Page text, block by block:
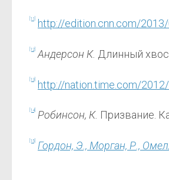
[11] http://edition.cnn.com/
[12] Андерсон К. Длинный
[13] http://nation.time.com/
[14] Робинсон, К. Призвание.
[15] Гордон, Э., Морган, Р.,